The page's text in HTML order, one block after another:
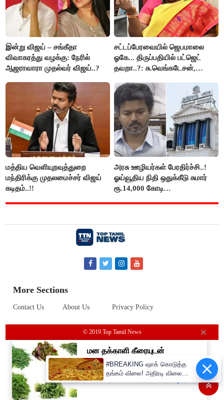
இன்று விஜய் – சங்கீதா
விவாகரத்து வழக்கு: நேரில்
ஆஜராவாரா முதல்வர் விஜய்..?
சட்டப்பேரவையில் ஜெபமாலை
ஓகே... திருப்பதியில் பட்ஜெட்
தவறா..?: சு.வெங்கடேசன்,
கேள்வி..!
மத்திய வெளியுறவுத்துறை
மந்திரிக்கு முதலமைச்சர் விஜய்
கடிதம்..!!
அரசு ஊழியர்கள் பேரதிர்ச்சி..!
ஓய்வூதிய நிதி ஒதுக்கீடு சுமார்
ரூ.14,000 கோடி
More Sections
Contact Us About Us Privacy Policy
© 2019 Top Tamil News
#BREAKING ஷாக் கொடுத்த
தங்கம் விலை! அதிரடி விலை
உயர்வு